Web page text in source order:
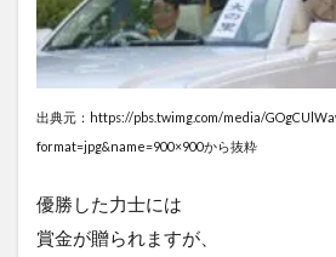
出典元：https://pbs.twimg.com/media/
format=jpg&name=900×900から抜粋
優勝した力士には
賞金が贈られますが、